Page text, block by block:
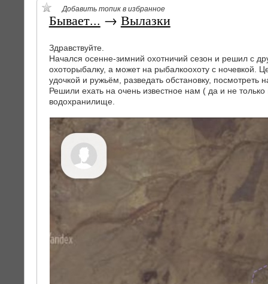
Добавить топик в избранное
Бывает... → Вылазки
Здравствуйте.
Начался осенне-зимний охотничий сезон и решил с
охоторыбалку, а может на рыбалкоохоту с ночевкой.
удочкой и ружьём, разведать обстановку, посмотреть
Решили ехать на очень известное нам ( да и не
водохранилище.